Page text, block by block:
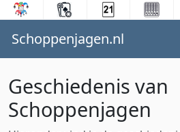
Schoppenjagen.nl
Geschiedenis van
Schoppenjagen